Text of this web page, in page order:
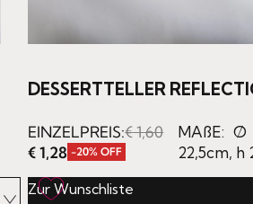
DESSERTTELLER
EINZELPREIS:€1,60
€1,28 -20% OFF
MAßE: Ø
22,5cm, h
Zur Wunschliste